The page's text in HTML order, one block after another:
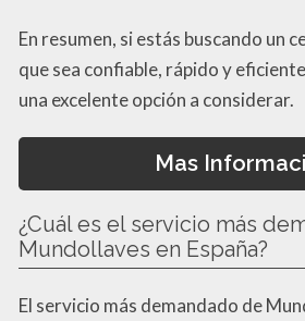
En resumen, si estás buscando un
que sea confiable, rápido y
una excelente opción a considerar.
Mas
¿Cuál es el servicio más
Mundollaves en España?
El servicio más demandado de